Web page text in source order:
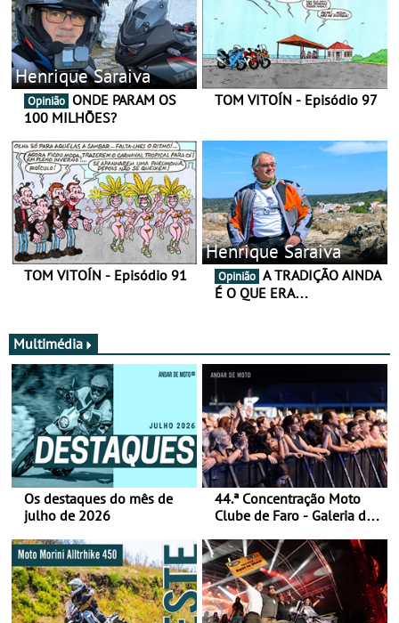
Henrique Saraiva
Opinião
100 MILHÕES?
TOM VITOÍN - Episódio 97
TOM VITOÍN - Episódio 91
Henrique Saraiva
Opinião
É O QUE ERA…
Multimédia
Os destaques do mês de
julho de 2026
44.ª Concentração Moto
Clube de Faro - Galeria de